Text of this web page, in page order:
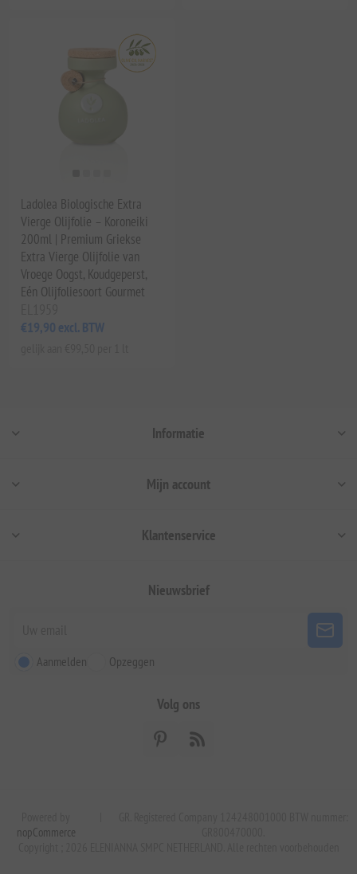
Ladolea Biologische Extra
Vierge Olijfolie – Koroneiki
200ml | Premium Griekse
Extra Vierge Olijfolie van
Vroege Oogst, Koudgeperst,
Eén Olijfoliesoort Gourmet
€19,90 excl. BTW
Informatie
Mijn account
Klantenservice
Nieuwsbrief
Aanmelden Opzeggen
Volg ons
nopCommerce